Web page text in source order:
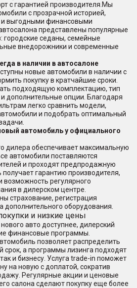
с гарантией производителя.Мы
с прозрачной историей,
и выгодными финансовыми
представлены популярные
городские седаны, семейные
внедорожники и современные
в наличии в автосалоне
новые автомобили в наличии с
покупку в кратчайшие сроки.
подходящую комплектацию, тип
и дополнительные опции. Благодаря
легко сравнить модели,
и подобрать оптимальный
автомобиль у официального
дилера обеспечивает максимальную
автомобили поставляются
и проходят предпродажную
получает гарантию производителя,
регулярного
в дилерском центре.
страхование, регистрация
дополнительного оборудования.
и низкие цены
авто доступнее, дилерский
финансовые программы.
позволяет распределить
срок, а программы лизинга подходят
и бизнесу. Услуга trade-in поможет
на новую с доплатой, сократив
Регулярные акции и ценовые
салона сделают покупку еще более